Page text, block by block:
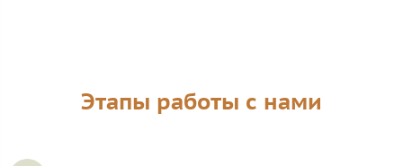
Этапы работы с нами